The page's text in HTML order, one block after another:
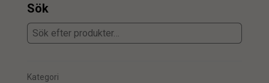
Sök
Kategori